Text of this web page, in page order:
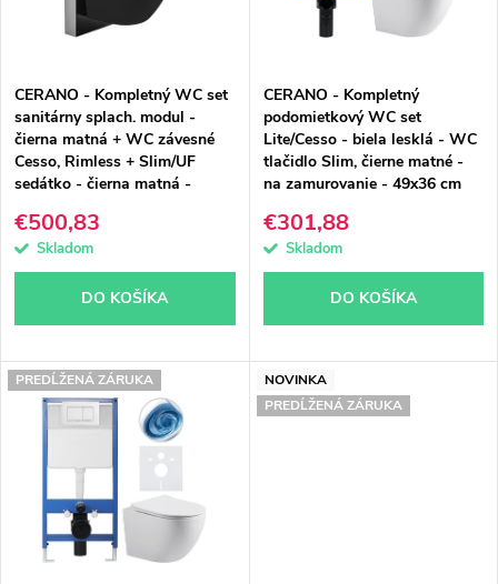
p
r
o
d
u
t
o
r
o
d
u
t
o
CERANO - Kompletný WC set
sanitárny splach. modul -
čierna matná + WC závesné
Cesso, Rimless + Slim/UF
sedátko - čierna matná -
€500,83
Skladom
DO KOŠÍKA
CERANO - Kompletný
podomietkový WC set
Lite/Cesso - biela lesklá - WC
tlačidlo Slim, čierne matné -
na zamurovanie - 49x36 cm
€301,88
Skladom
DO KOŠÍKA
PREDĹŽENÁ ZÁRUKA
NOVINKA
PREDĹŽENÁ ZÁRUKA